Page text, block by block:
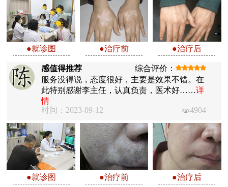
●就诊图 ●治疗前 ●治疗后
感值得推荐
综合评价：
服务没得说，态度很好，主要是效果不错。在
此特别感谢李主任，认真负责，医术好……详
情
时间：2023-09-12
4904
●就诊图 ●治疗前 ●治疗后